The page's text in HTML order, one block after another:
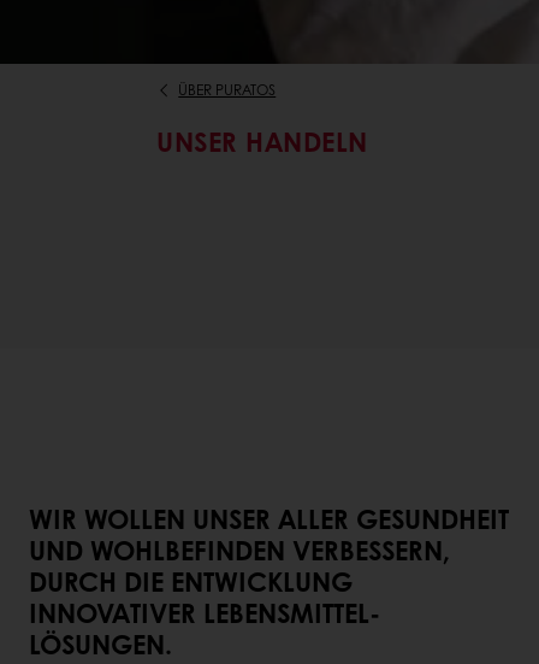
ÜBER PURATOS
UNSER HANDELN
WIR WOLLEN UNSER ALLER GESUNDHEIT
UND WOHLBEFINDEN VERBESSERN,
DURCH DIE ENTWICKLUNG
INNOVATIVER LEBENSMITTEL-
LÖSUNGEN.